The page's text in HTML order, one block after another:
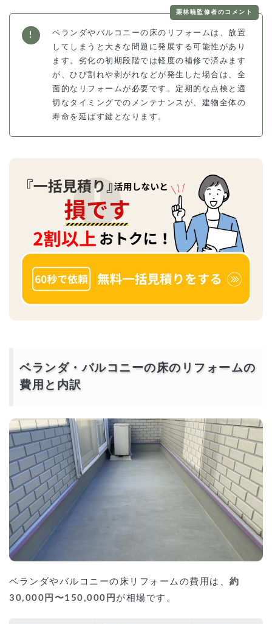
栗林暁監修者のコメント
ベランダやバルコニーの床のリフォームは、放置
してしまうと大きな問題に発展する可能性があり
ます。劣化の初期段階では軽度の補修で済みます
が、ひび割れや剥がれなどが発生した場合は、全
面的なリフォームが必要です。定期的な点検と適
切なタイミングでのメンテナンスが、建物全体の
寿命を延ばす鍵となります。
ベランダ・バルコニーの床のリフォームの
費用と内訳
ベランダやバルコニーの床リフォームの費用は、 約
30,000円〜150,000円 が相場です。